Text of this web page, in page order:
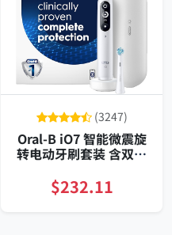
(3247)
Oral‑B iO7 智能微震旋
转电动牙刷套装 含双刷
$232.11